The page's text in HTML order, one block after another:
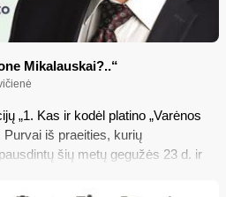
Mikalauskai?..“
„1. Kas ir kodėl platino „Varėnos
Purvai iš praeities, kurių
šių metų gegužės 23 d. ir